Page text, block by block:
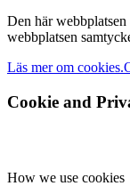
Den här
webbplatsen
Läs mer om cookies.
Cookie and
How we use cookies